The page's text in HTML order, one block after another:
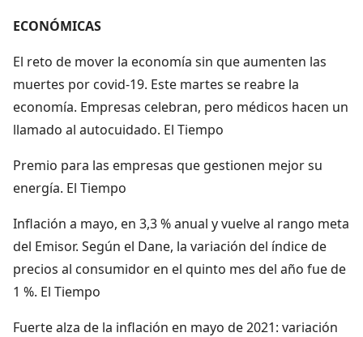
ECONÓMICAS
El reto de mover la economía sin que aumenten las
muertes por covid-19. Este martes se reabre la
economía. Empresas celebran, pero médicos hacen un
llamado al autocuidado. El Tiempo
Premio para las empresas que gestionen mejor su
energía. El Tiempo
Inflación a mayo, en 3,3 % anual y vuelve al rango meta
del Emisor. Según el Dane, la variación del índice de
precios al consumidor en el quinto mes del año fue de
1 %. El Tiempo
Fuerte alza de la inflación en mayo de 2021: variación